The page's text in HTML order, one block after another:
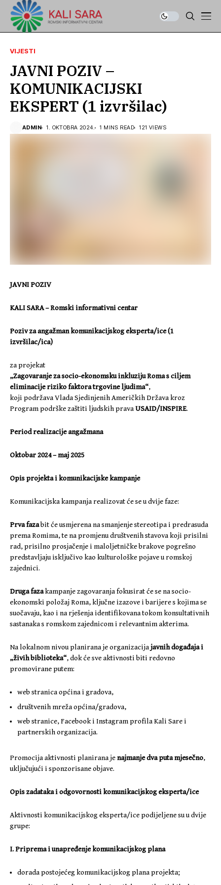
VIJESTI
JAVNI POZIV –
KOMUNIKACIJSKI
EKSPERT (1 izvršilac)
ADMIN 1. OKTOBRA 2024. 1 MINS READ 121 VIEWS
JAVNI POZIV
KALI SARA – Romski informativni centar
Poziv za angažman komunikacijskog eksperta/ice (1
izvršilac/ica)
za projekat
„Zagovaranje za socio-ekonomsku inkluziju Roma s ciljem
eliminacije riziko faktora trgovine ljudima“,
koji podržava Vlada Sjedinjenih Američkih Država kroz
Program podrške zaštiti ljudskih pravaUSAID/INSPIRE.
Period realizacije angažmana
Oktobar 2024 – maj 2025
Opis projekta i komunikacijske kampanje
Komunikacijska kampanja realizovat će se u dvije faze:
Prva fazabit će usmjerena na smanjenje stereotipa i predrasuda
prema Romima, te na promjenu društvenih stavova koji prisilni
rad, prisilno prosjačenje i maloljetničke brakove pogrešno
predstavljaju isključivo kao kulturološke pojave u romskoj
zajednici.
Druga fazakampanje zagovaranja fokusirat će se na socio-
ekonomski položaj Roma, ključne izazove i barijere s kojima se
suočavaju, kao i na rješenja identifikovana tokom konsultativnih
sastanaka s romskom zajednicom i relevantnim akterima.
Na lokalnom nivou planirana je organizacijajavnih događaja i
„živih biblioteka“, dok će sve aktivnosti biti redovno
promovirane putem:
web stranica općina i gradova,
društvenih mreža općina/gradova,
web stranice, Facebook i Instagram profila Kali Sare i
partnerskih organizacija.
Promocija aktivnosti planirana jenajmanje dva puta mjesečno,
uključujući i sponzorisane objave.
Opis zadataka i odgovornosti komunikacijskog eksperta/ice
Aktivnosti komunikacijskog eksperta/ice podijeljene su u dvije
grupe:
I. Priprema i unapređenje komunikacijskog plana
dorada postojećeg komunikacijskog plana projekta;